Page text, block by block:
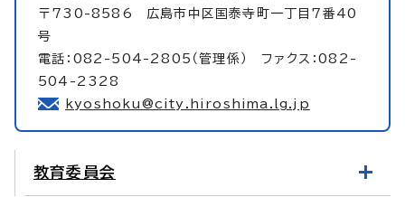
〒730-8586 広島市中区国泰寺町一丁目7番40
号
電話：082-504-2805（管理係） ファクス：082-
504-2328
kyoshoku@city.hiroshima.lg.jp
教育委員会